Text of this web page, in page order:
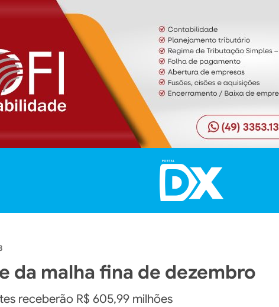
da malha fina de dezembro
receberão R$ 605,99 milhões